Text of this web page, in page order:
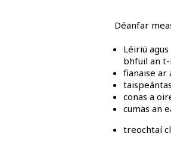
Déanfar
Léiriú
bhfuil an
fianaise ar
conas a
cumas an
treochtaí